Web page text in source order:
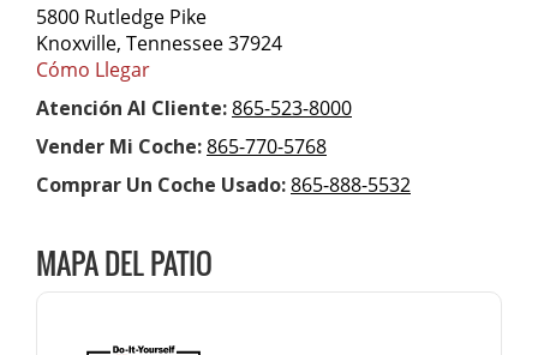
5800 Rutledge Pike
Knoxville, Tennessee 37924
Cómo Llegar
Atención Al Cliente:865-523-8000
Vender Mi Coche:865-770-5768
Comprar Un Coche Usado:865-888-5532
MAPA DEL PATIO